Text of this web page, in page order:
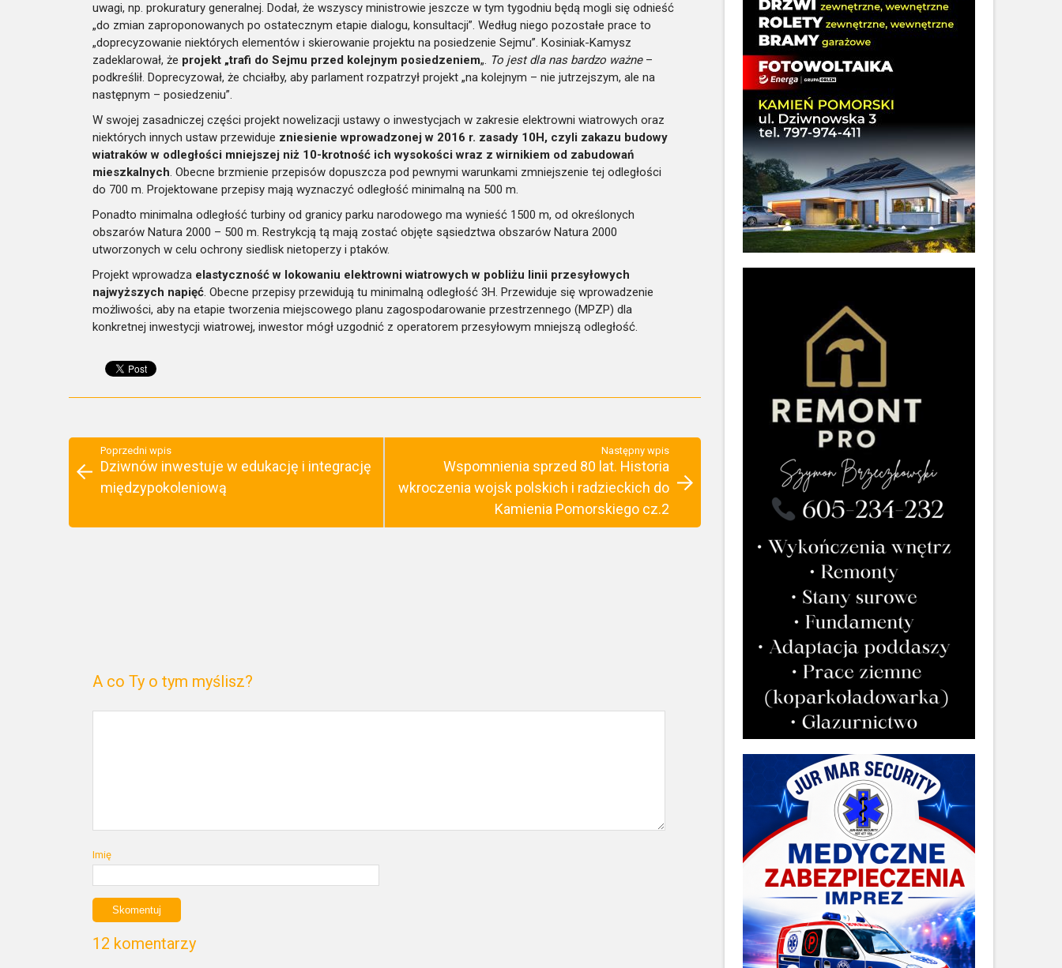
uwagi, np. prokuratury generalnej. Dodał, że wszyscy ministrowie jeszcze w tym tygodniu będą mogli się odnieść
„do zmian zaproponowanych po ostatecznym etapie dialogu, konsultacji”. Według niego pozostałe prace to
„doprecyzowanie niektórych elementów i skierowanie projektu na posiedzenie Sejmu”. Kosiniak-Kamysz
zadeklarował, że projekt „trafi do Sejmu przed kolejnym posiedzeniem„. To jest dla nas bardzo ważne–
podkreślił. Doprecyzował, że chciałby, aby parlament rozpatrzył projekt „na kolejnym – nie jutrzejszym, ale na
następnym – posiedzeniu”.
W swojej zasadniczej części projekt nowelizacji ustawy o inwestycjach w zakresie elektrowni wiatrowych oraz
niektórych innych ustaw przewiduje zniesienie wprowadzonej w 2016 r. zasady 10H, czyli zakazu budowy
wiatraków w odległości mniejszej niż 10-krotność ich wysokości wraz z wirnikiem od zabudowań
mieszkalnych. Obecne brzmienie przepisów dopuszcza pod pewnymi warunkami zmniejszenie tej odległości
do 700 m. Projektowane przepisy mają wyznaczyć odległość minimalną na 500 m.
Ponadto minimalna odległość turbiny od granicy parku narodowego ma wynieść 1500 m, od określonych
obszarów Natura 2000 – 500 m. Restrykcją tą mają zostać objęte sąsiedztwa obszarów Natura 2000
utworzonych w celu ochrony siedlisk nietoperzy i ptaków.
Projekt wprowadza elastyczność w lokowaniu elektrowni wiatrowych w pobliżu linii przesyłowych
najwyższych napięć. Obecne przepisy przewidują tu minimalną odległość 3H. Przewiduje się wprowadzenie
możliwości, aby na etapie tworzenia miejscowego planu zagospodarowanie przestrzennego (MPZP) dla
konkretnej inwestycji wiatrowej, inwestor mógł uzgodnić z operatorem przesyłowym mniejszą odległość.
Poprzedni wpis
Dziwnów inwestuje w edukację i integrację
międzypokoleniową
Następny wpis
Wspomnienia sprzed 80 lat. Historia
wkroczenia wojsk polskich i radzieckich do
Kamienia Pomorskiego cz.2
A co Ty o tym myślisz?
Imię
12 komentarzy